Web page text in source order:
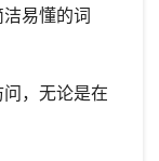
易懂的词
，无论是在